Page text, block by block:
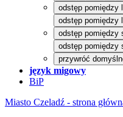
odstęp pomiędzy
odstęp pomiędzy
odstęp pomiędzy
odstęp pomiędzy
przywróć
język migowy
BiP
Miasto Czeladź - strona